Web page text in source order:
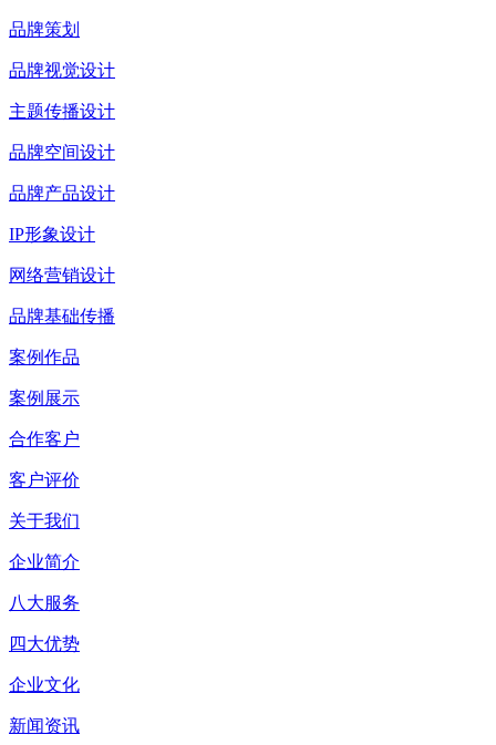
品牌策划
品牌视觉设计
主题传播设计
品牌空间设计
品牌产品设计
IP形象设计
网络营销设计
品牌基础传播
案例作品
案例展示
合作客户
客户评价
关于我们
企业简介
八大服务
四大优势
企业文化
新闻资讯